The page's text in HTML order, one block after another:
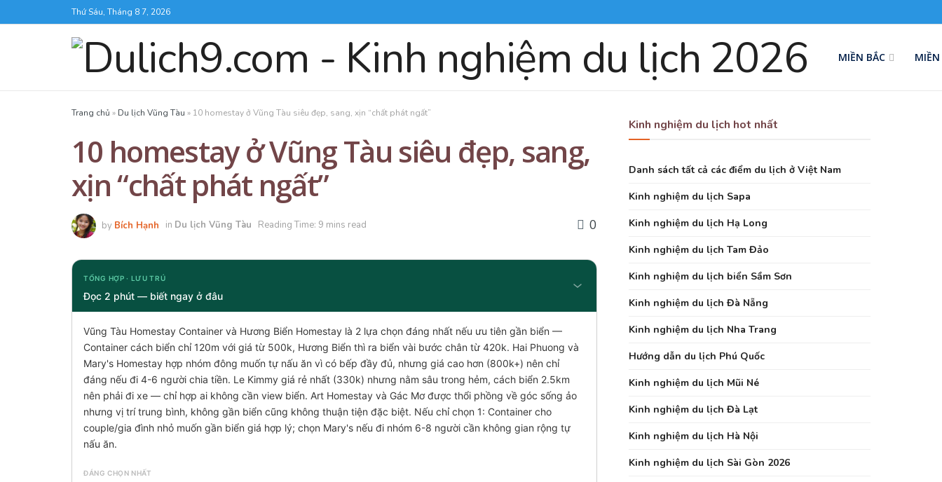
Thứ Sáu, Tháng 8 7, 2026
MIỀN BẮC
Trang chủ » Du lịch Vũng Tàu » 10 homestay ở Vũng Tàu siêu đẹp, sang, xịn “chất phát ngất”
10 homestay ở Vũng Tàu siêu đẹp, sang,
xịn “chất phát ngất”
by Bích Hạnh in Du lịch Vũng Tàu Reading Time: 9 mins read 0
TỔNG HỢP · LƯU TRÚ
Đọc 2 phút — biết ngay ở đâu
Vũng Tàu Homestay Container và Hương Biển Homestay là 2 lựa chọn đáng nhất nếu ưu tiên gần biển —
Container cách biển chỉ 120m với giá từ 500k, Hương Biển thì ra biển vài bước chân từ 420k. Hai Phuong và
Mary's Homestay hợp nhóm đông muốn tự nấu ăn vì có bếp đầy đủ, nhưng giá cao hơn (800k+) nên chỉ
đáng nếu đi 4-6 người chia tiền. Le Kimmy giá rẻ nhất (330k) nhưng nằm sâu trong hẻm, cách biển 2.5km
nên phải đi xe — chỉ hợp ai không cần view biển. Art Homestay và Gác Mơ được thổi phồng về góc sống ảo
nhưng vị trí trung bình, không gần biển cũng không thuận tiện đặc biệt. Nếu chỉ chọn 1: Container cho
couple/gia đình nhỏ muốn gần biển giá hợp lý; chọn Mary's nếu đi nhóm 6-8 người cần không gian rộng tự
nấu ăn.
ĐÁNG CHỌN NHẤT
Kinh nghiệm du lịch hot nhất
Danh sách tất cả các điểm du lịch ở Việt Nam
Kinh nghiệm du lịch Sapa
Kinh nghiệm du lịch Hạ Long
Kinh nghiệm du lịch Tam Đảo
Kinh nghiệm du lịch biển Sầm Sơn
Kinh nghiệm du lịch Đà Nẵng
Kinh nghiệm du lịch Nha Trang
Hướng dẫn du lịch Phú Quốc
Kinh nghiệm du lịch Mũi Né
Kinh nghiệm du lịch Đà Lạt
Kinh nghiệm du lịch Hà Nội
Kinh nghiệm du lịch Sài Gòn 2026